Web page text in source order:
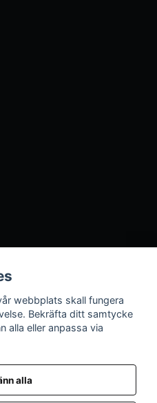
med över 100 års
webbplats skall fungera
Bekräfta ditt samtycke
alla eller anpassa via
alla